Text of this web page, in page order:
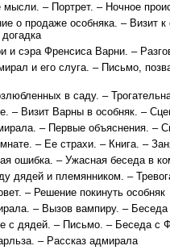
мысли. – Портрет. – Ночное
о продаже особняка. – Визит
и сэра Френсиса Варни. –
и его слуга. – Письмо,
в саду. –
– Визит Варны в особняк. –
– Первые объяснения. –
– Ее страхи. – Книга. –
ошибка. – Ужасная беседа в
дядей и племянником. –
– Решение покинуть особняк
– Вызов вампиру. –
с дядей. – Письмо. – Беседа с
– Рассказ адмирала